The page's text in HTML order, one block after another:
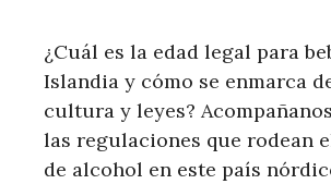
¿Cuál es la edad legal para
Islandia y cómo se enmarca
cultura y leyes?
las regulaciones que rodean
de alcohol en este país